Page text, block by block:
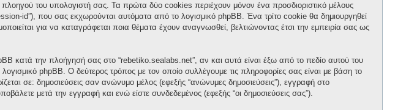
του υπολογιστή σας. Τα πρώτα δύο cookies περιέχουν μόνον ένα προσδιοριστικό μέλους
id”), που σας εκχωρούνται αυτόματα από το λογισμικό phpBB. Ένα τρίτο cookie θα δημιουργηθεί
για να καταγράφεται ποια θέματα έχουν αναγνωσθεί, βελτιώνοντας έτσι την εμπειρία σας ως
κατά την πλοήγησή σας στο “rebetiko.sealabs.net”, αν και αυτά είναι έξω από το πεδίο αυτού του
phpBB. Ο δεύτερος τρόπος με τον οποίο συλλέγουμε τις πληροφορίες σας είναι με βάση το
σε: δημοσιεύσεις σαν ανώνυμο μέλος (εφεξής “ανώνυμες δημοσιεύσεις”), εγγραφή στο
μετά την εγγραφή και ενώ είστε συνδεδεμένος (εφεξής “οι δημοσιεύσεις σας”).